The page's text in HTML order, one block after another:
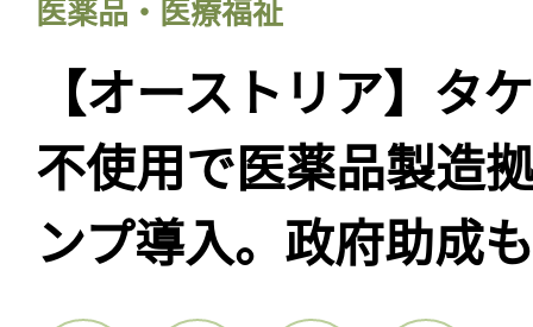
医薬品・医療福祉
【オーストリア】タ
不使用で医薬品製造
ンプ導入。政府助成も